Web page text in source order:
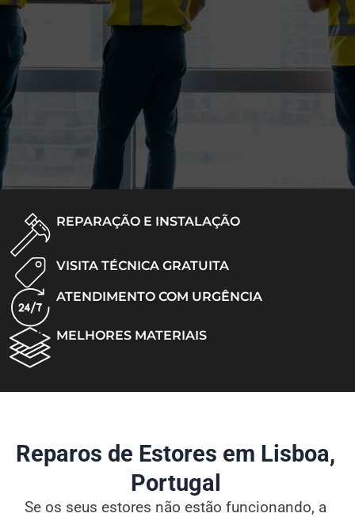
REPARAÇÃO E INSTALAÇÃO
VISITA TÉCNICA GRATUITA
ATENDIMENTO COM URGÊNCIA
MELHORES MATERIAIS
Reparos de Estores em Lisboa,
Portugal
Se os seus estores não estão funcionando, a